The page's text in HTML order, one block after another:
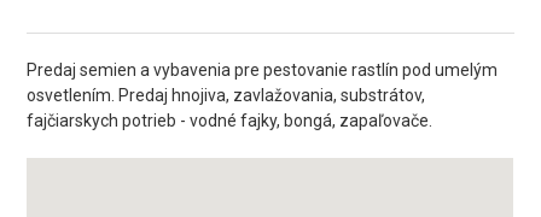
Predaj semien a vybavenia pre pestovanie rastlín pod umelým
osvetlením. Predaj hnojiva, zavlažovania, substrátov,
fajčiarskych potrieb - vodné fajky, bongá, zapaľovače.